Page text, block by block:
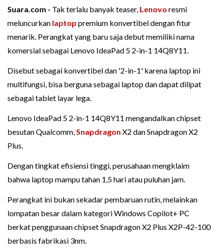
Suara.com - Tak terlalu banyak teaser, Lenovo resmi
meluncurkan laptop premium konvertibel dengan fitur
menarik. Perangkat yang baru saja debut memiliki nama
komersial sebagai Lenovo IdeaPad 5 2-in-1 14Q8Y11.
Disebut sebagai konvertibel dan '2-in-1' karena laptop ini
multifungsi, bisa berguna sebagai laptop dan dapat dilipat
sebagai tablet layar lega.
Lenovo IdeaPad 5 2-in-1 14Q8Y11 mengandalkan chipset
besutan Qualcomm,Snapdragon X2 dan Snapdragon X2
Plus.
Dengan tingkat efisiensi tinggi, perusahaan mengklaim
bahwa laptop mampu tahan 1,5 hari atau puluhan jam.
Perangkat ini bukan sekadar pembaruan rutin, melainkan
lompatan besar dalam kategori Windows Copilot+ PC
berkat penggunaan chipset Snapdragon X2 Plus X2P-42-100
berbasis fabrikasi 3nm.